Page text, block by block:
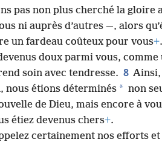
pas non plus cherché la gloire
ni auprès d’autres —, alors
un fardeau coûteux pour vous+.
doux parmi vous, comme
soin avec tendresse. 8 Ainsi,
nous étions déterminés * non
de Dieu, mais encore à
étiez devenus chers+.
certainement nos efforts